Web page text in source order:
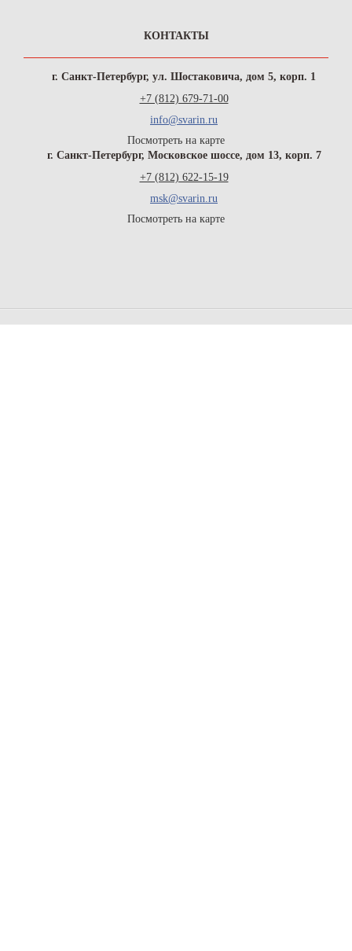
КОНТАКТЫ
г. Санкт-Петербург, ул. Шостаковича, дом 5, корп. 1
+7 (812) 679-71-00
info@svarin.ru
Посмотреть на карте
г. Санкт-Петербург, Московское шоссе, дом 13, корп. 7
+7 (812) 622-15-19
msk@svarin.ru
Посмотреть на карте